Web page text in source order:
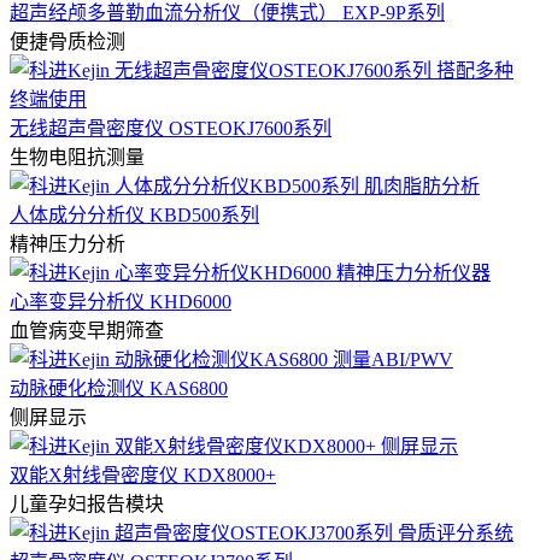
超声经颅多普勒血流分析仪（便携式） EXP-9P系列
便捷骨质检测
无线超声骨密度仪 OSTEOKJ7600系列
生物电阻抗测量
人体成分分析仪 KBD500系列
精神压力分析
心率变异分析仪 KHD6000
血管病变早期筛查
动脉硬化检测仪 KAS6800
侧屏显示
双能X射线骨密度仪 KDX8000+
儿童孕妇报告模块